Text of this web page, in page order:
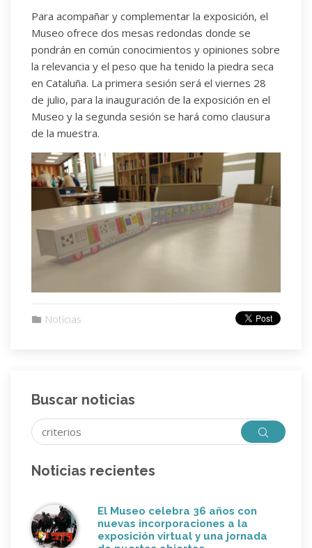
Para acompañar y complementar la exposición, el
Museo ofrece dos mesas redondas donde se
pondrán en común conocimientos y opiniones sobre
la relevancia y el peso que ha tenido la piedra seca
en Cataluña. La primera sesión será el viernes 28
de julio, para la inauguración de la exposición en el
Museo y la segunda sesión se hará como clausura
de la muestra.
Notícias
Buscar noticias
Noticias recientes
El Museo celebra 36 años con
nuevas incorporaciones a la
exposición virtual y una jornada